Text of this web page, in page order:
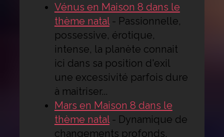
Vénus en Maison 8 dans le
thème natal - Passionnelle,
possessive, érotique,
intense, la planète connait
ici dans sa position d'exil
une excessivité parfois dure
à maitriser...
Mars en Maison 8 dans le
thème natal - Dynamique de
changements profonds,